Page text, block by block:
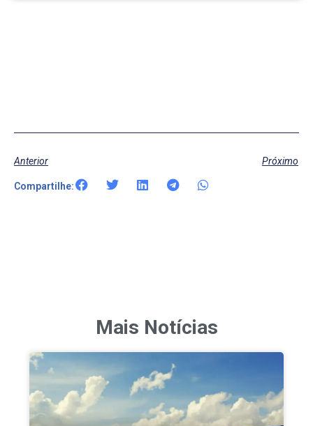
Anterior Próximo
Compartilhe:
Mais Notícias